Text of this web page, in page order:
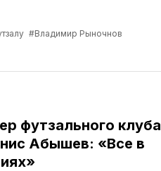
#Владимир Рыночнов
футзального клуба
Абышев: «Все в